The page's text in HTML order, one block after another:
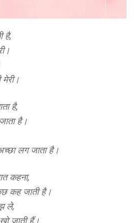
है,
है,
है।
लग जाता है।
कहना,
कह जाती है।
ले,
जाती हैं।